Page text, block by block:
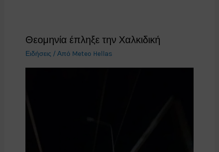
Θεομηνία έπληξε την Χαλκιδική
Ειδήσεις / Από Meteo Hellas